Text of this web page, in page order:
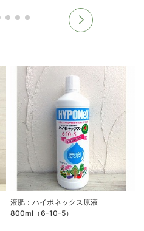
液肥：ハイポネックス原液
800ml（6-10-5）